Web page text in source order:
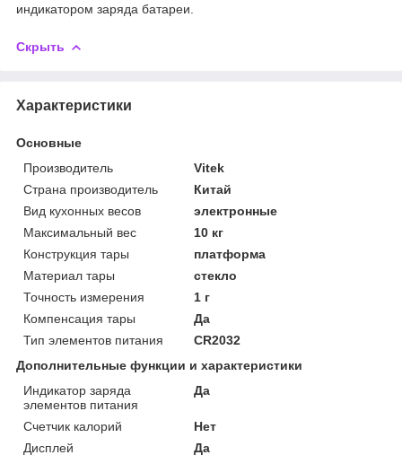
индикатором заряда батареи.
Скрыть
Характеристики
Основные
Производитель
Vitek
Страна производитель
Китай
Вид кухонных весов
электронные
Максимальный вес
10 кг
Конструкция тары
платформа
Материал тары
стекло
Точность измерения
1 г
Компенсация тары
Да
Тип элементов питания
CR2032
Дополнительные функции и характеристики
Индикатор заряда
элементов питания
Да
Счетчик калорий
Нет
Дисплей
Да